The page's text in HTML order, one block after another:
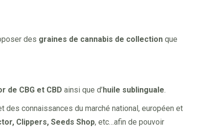
des graines de cannabis de collection que
de CBG et CBD ainsi que d’huile sublinguale.
connaissances du marché national, européen et
Clippers, Seeds Shop, etc…afin de pouvoir